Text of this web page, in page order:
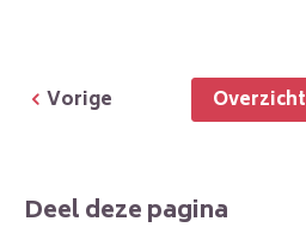
Overzicht
Vorige
Deel deze pagina